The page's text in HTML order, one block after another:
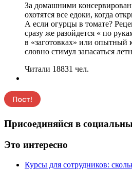
За домашними
охотятся все едоки, когда
А если огурцы в томате?
сразу же разойдется « по
в «заготовках» или опытный
словно стимул запасаться
Читали 18831 чел.
Присоединяйся в
Это интересно
Курсы для сотрудников: